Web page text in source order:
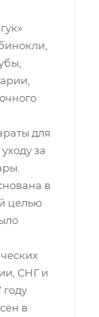
для
за
в
целью
СНГ и
в